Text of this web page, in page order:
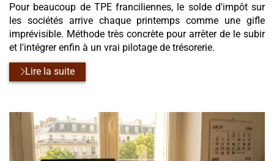
Pour beaucoup de TPE franciliennes, le solde d'impôt sur
les sociétés arrive chaque printemps comme une gifle
imprévisible. Méthode très concrète pour arrêter de le subir
et l'intégrer enfin à un vrai pilotage de trésorerie.
Lire la suite